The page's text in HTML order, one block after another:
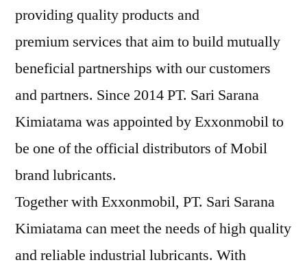
providing quality products and
premium services that aim to build mutually
beneficial partnerships with our customers
and partners. Since 2014 PT. Sari Sarana
Kimiatama was appointed by Exxonmobil to
be one of the official distributors of Mobil
brand lubricants.
Together with Exxonmobil, PT. Sari Sarana
Kimiatama can meet the needs of high quality
and reliable industrial lubricants. With